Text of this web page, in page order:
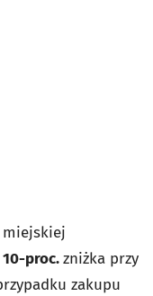
miejskiej
10-proc.zniżka przy
zakupu